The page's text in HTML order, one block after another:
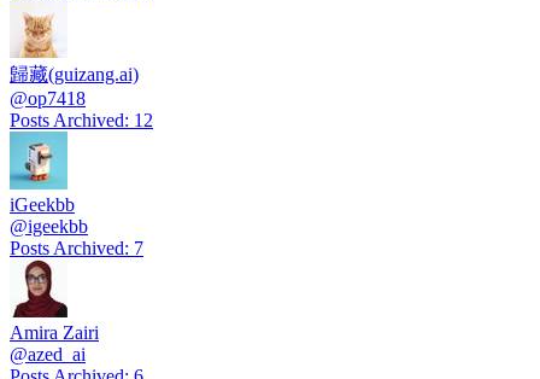
歸藏(guizang.ai)
@op7418
Posts Archived: 12
iGeekbb
@igeekbb
Posts Archived: 7
Amira Zairi
@azed_ai